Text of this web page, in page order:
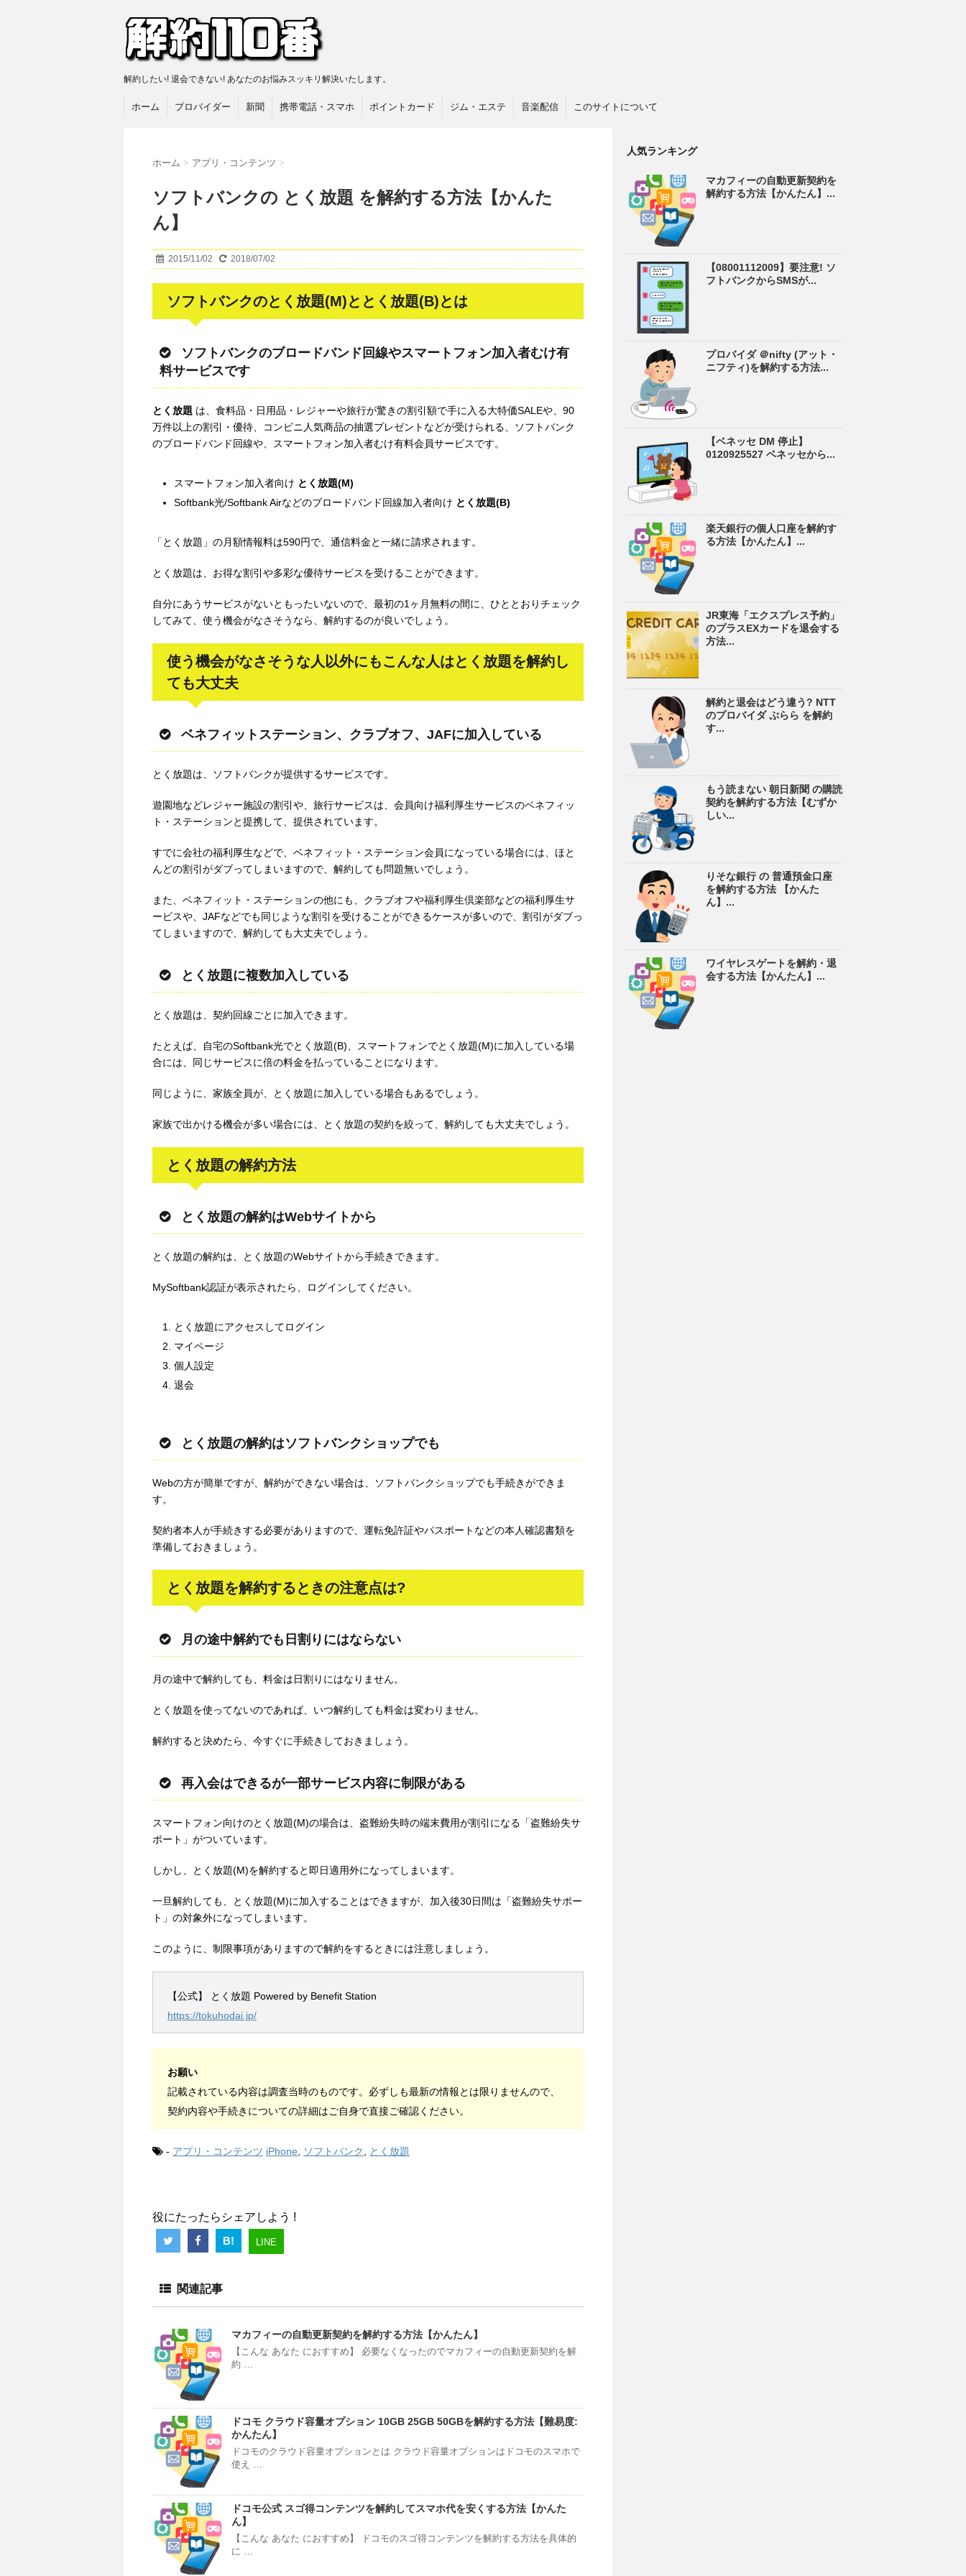
解約したい! 退会できない! あなたのお悩みスッキリ解決いたします。
ホーム プロバイダー 新聞 携帯電話・スマホ ポイントカード ジム・エステ 音楽配信 このサイトについて
ホーム > アプリ・コンテンツ >
ソフトバンクの とく放題 を解約する方法【かんた
ん】
2015/11/02 2018/07/02
ソフトバンクのとく放題(M)ととく放題(B)とは
ソフトバンクのブロードバンド回線やスマートフォン加入者むけ有
料サービスです
とく放題 は、食料品・日用品・レジャーや旅行が驚きの割引額で手に入る大特価SALEや、90
万件以上の割引・優待、コンビニ人気商品の抽選プレゼントなどが受けられる、ソフトバンク
のブロードバンド回線や、スマートフォン加入者むけ有料会員サービスです。
スマートフォン加入者向け とく放題(M)
Softbank光/Softbank Airなどのブロードバンド回線加入者向け とく放題(B)
「とく放題」の月額情報料は590円で、通信料金と一緒に請求されます。
とく放題は、お得な割引や多彩な優待サービスを受けることができます。
自分にあうサービスがないともったいないので、最初の1ヶ月無料の間に、ひととおりチェック
してみて、使う機会がなさそうなら、解約するのが良いでしょう。
使う機会がなさそうな人以外にもこんな人はとく放題を解約し
ても大丈夫
ベネフィットステーション、クラブオフ、JAFに加入している
とく放題は、ソフトバンクが提供するサービスです。
遊園地などレジャー施設の割引や、旅行サービスは、会員向け福利厚生サービスのベネフィッ
ト・ステーションと提携して、提供されています。
すでに会社の福利厚生などで、ベネフィット・ステーション会員になっている場合には、ほと
んどの割引がダブってしまいますので、解約しても問題無いでしょう。
また、ベネフィット・ステーションの他にも、クラブオフや福利厚生倶楽部などの福利厚生サ
ービスや、JAFなどでも同じような割引を受けることができるケースが多いので、割引がダブっ
てしまいますので、解約しても大丈夫でしょう。
とく放題に複数加入している
とく放題は、契約回線ごとに加入できます。
たとえば、自宅のSoftbank光でとく放題(B)、スマートフォンでとく放題(M)に加入している場
合には、同じサービスに倍の料金を払っていることになります。
同じように、家族全員が、とく放題に加入している場合もあるでしょう。
家族で出かける機会が多い場合には、とく放題の契約を絞って、解約しても大丈夫でしょう。
とく放題の解約方法
とく放題の解約はWebサイトから
とく放題の解約は、とく放題のWebサイトから手続きできます。
MySoftbank認証が表示されたら、ログインしてください。
とく放題にアクセスしてログイン
マイページ
個人設定
退会
とく放題の解約はソフトバンクショップでも
Webの方が簡単ですが、解約ができない場合は、ソフトバンクショップでも手続きができま
す。
契約者本人が手続きする必要がありますので、運転免許証やパスポートなどの本人確認書類を
準備しておきましょう。
とく放題を解約するときの注意点は?
月の途中解約でも日割りにはならない
月の途中で解約しても、料金は日割りにはなりません。
とく放題を使ってないのであれば、いつ解約しても料金は変わりません。
解約すると決めたら、今すぐに手続きしておきましょう。
再入会はできるが一部サービス内容に制限がある
スマートフォン向けのとく放題(M)の場合は、盗難紛失時の端末費用が割引になる「盗難紛失サ
ポート」がついています。
しかし、とく放題(M)を解約すると即日適用外になってしまいます。
一旦解約しても、とく放題(M)に加入することはできますが、加入後30日間は「盗難紛失サポー
ト」の対象外になってしまいます。
このように、制限事項がありますので解約をするときには注意しましょう。
【公式】 とく放題 Powered by Benefit Station
https://tokuhodai.jp/
お願い
記載されている内容は調査当時のものです。必ずしも最新の情報とは限りませんので、
契約内容や手続きについての詳細はご自身で直接ご確認ください。
- アプリ・コンテンツ iPhone ソフトバンク とく放題
役にたったらシェアしよう !
B!
LINE
関連記事
マカフィーの自動更新契約を解約する方法【かんたん】
【こんな あなた におすすめ】 必要なくなったのでマカフィーの自動更新契約を解
約 …
ドコモ クラウド容量オプション 10GB 25GB 50GBを解約する方法【難易度:
かんたん】
ドコモのクラウド容量オプションとは クラウド容量オプションはドコモのスマホで
使え …
ドコモ公式 スゴ得コンテンツを解約してスマホ代を安くする方法【かんた
ん】
【こんな あなた におすすめ】 ドコモのスゴ得コンテンツを解約する方法を具体的
に …
人気ランキング
マカフィーの自動更新契約を
解約する方法【かんたん】...
【08001112009】要注意! ソ
フトバンクからSMSが...
プロバイダ ＠nifty (アット・
ニフティ)を解約する方法...
【ベネッセ DM 停止】
0120925527 ベネッセから...
楽天銀行の個人口座を解約す
る方法【かんたん】...
JR東海「エクスプレス予約」
のプラスEXカードを退会する
方法...
解約と退会はどう違う? NTT
のプロバイダ ぷらら を解約
す...
もう読まない 朝日新聞 の購読
契約を解約する方法【むずか
しい...
りそな銀行 の 普通預金口座
を解約する方法 【かんた
ん】...
ワイヤレスゲートを解約・退
会する方法【かんたん】...